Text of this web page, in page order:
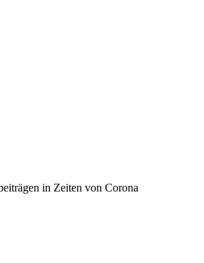
in Zeiten von Corona